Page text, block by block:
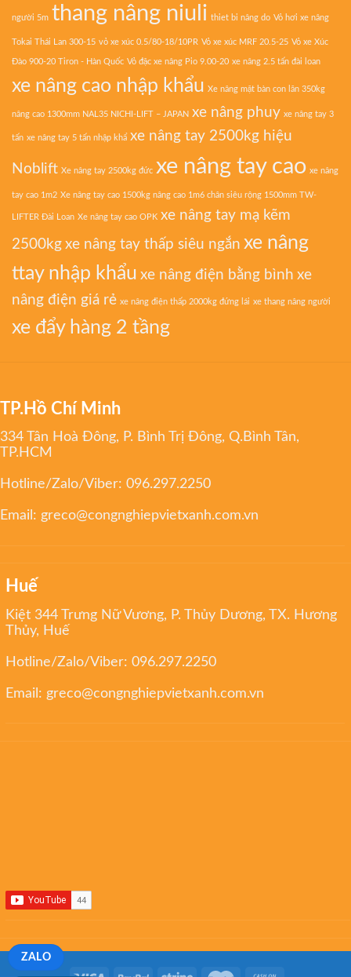
ZALO
người 5m thang nâng niuli thiet bi nâng do Vỏ hơi xe nâng
Tokai Thái Lan 300-15 vỏ xe xúc 0.5/80-18/10PR Vỏ xe xúc MRF 20.5-25 Vỏ xe Xúc
Đào 900-20 Tiron - Hàn Quốc Vỏ đặc xe nâng Pio 9.00-20 xe nâng 2.5 tấn đài loan
xe nâng cao nhập khẩu Xe nâng mặt bàn con lăn 350kg
nâng cao 1300mm NAL35 NICHI-LIFT – JAPAN xe nâng phuy xe nâng tay 3
tấn xe nâng tay 5 tấn nhập khẩ xe nâng tay 2500kg hiệu
Noblift Xe nâng tay 2500kg đức xe nâng tay cao xe nâng
tay cao 1m2 Xe nâng tay cao 1500kg nâng cao 1m6 chân siêu rộng 1500mm TW-
LIFTER Đài Loan Xe nâng tay cao OPK xe nâng tay mạ kẽm
2500kg xe nâng tay thấp siêu ngắn xe nâng
ttay nhập khẩu xe nâng điện bằng bình xe
nâng điện giá rẻ xe nâng điện thấp 2000kg đứng lái xe thang nâng người
xe đẩy hàng 2 tầng
TP.Hồ Chí Minh
334 Tân Hoà Đông, P. Bình Trị Đông, Q.Bình Tân,
TP.HCM
Hotline/Zalo/Viber: 096.297.2250
Email: greco@congnghiepvietxanh.com.vn
Huế
Kiệt 344 Trưng Nữ Vương, P. Thủy Dương, TX. Hương
Thủy, Huế
Hotline/Zalo/Viber:096.297.2250
Email: greco@congnghiepvietxanh.com.vn